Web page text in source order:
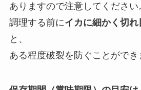
ありますので注意してください
調理する前にイカに細かく切れ
と、
ある程度破裂を防ぐことができ